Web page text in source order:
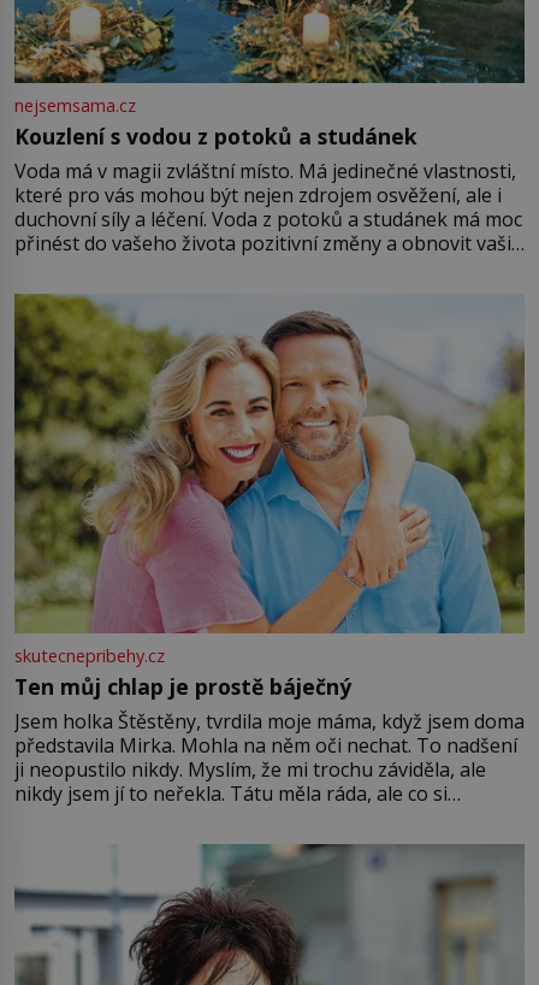
nejsemsama.cz
Kouzlení s vodou z potoků a studánek
Voda má v magii zvláštní místo. Má jedinečné vlastnosti,
které pro vás mohou být nejen zdrojem osvěžení, ale i
duchovní síly a léčení. Voda z potoků a studánek má moc
přinést do vašeho života pozitivní změny a obnovit vaši
můžete obohatit své rituály a přinést do svého života
větší harmonii a klid. Je důležité
skutecnepribehy.cz
Ten můj chlap je prostě báječný
Jsem holka Štěstěny, tvrdila moje máma, když jsem doma
představila Mirka. Mohla na něm oči nechat. To nadšení
ji neopustilo nikdy. Myslím, že mi trochu záviděla, ale
nikdy jsem jí to neřekla. Tátu měla ráda, ale co si
Jsme spolu moc rádi Tehdy byla jiná doba, když